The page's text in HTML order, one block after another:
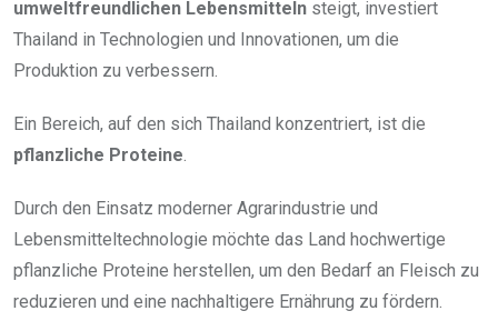
umweltfreundlichen Lebensmitteln steigt, investiert
Thailand in Technologien und Innovationen, um die
Produktion zu verbessern.
Ein Bereich, auf den sich Thailand konzentriert, ist die
pflanzliche Proteine.
Durch den Einsatz moderner Agrarindustrie und
Lebensmitteltechnologie möchte das Land hochwertige
pflanzliche Proteine herstellen, um den Bedarf an Fleisch zu
reduzieren und eine nachhaltigere Ernährung zu fördern.